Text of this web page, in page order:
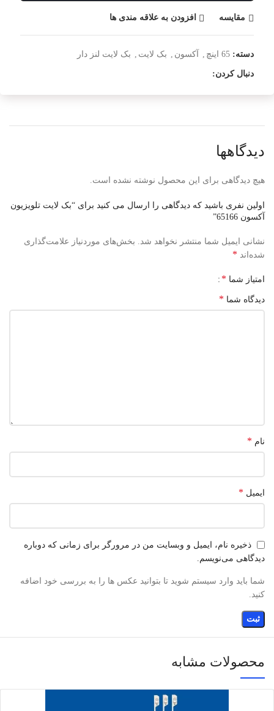
مقایسه افزودن به علاقه مندی ها
دسته: 65 اینچ آکسون بک لایت بک لایت لنز دار
دنبال کردن:
دیدگاهها
هیچ دیدگاهی برای این محصول نوشته نشده است.
اولین نفری باشید که دیدگاهی را ارسال می کنید برای “بک لایت تلویزیون
آکسون 65166”
نشانی ایمیل شما منتشر نخواهد شد.
بخش‌های موردنیاز علامت‌گذاری
شده‌اند *
امتیاز شما *
دیدگاه شما *
نام *
ایمیل *
ذخیره نام، ایمیل و وبسایت من در مرورگر برای زمانی که دوباره
دیدگاهی می‌نویسم.
شما باید وارد سیستم شوید تا بتوانید عکس ها را به بررسی خود اضافه
کنید.
محصولات مشابه